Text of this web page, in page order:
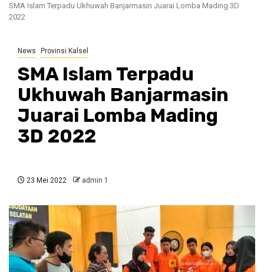
SMA Islam Terpadu Ukhuwah Banjarmasin Juarai Lomba Mading 3D
2022
News Provinsi Kalsel
SMA Islam Terpadu
Ukhuwah Banjarmasin
Juarai Lomba Mading
3D 2022
23 Mei 2022 admin 1